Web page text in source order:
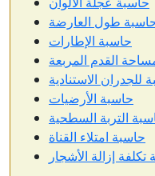
طول العارضة
حاسبة الإطارات
القدم المربعة
للجدران الاستنادية
حاسبة الأرضيات
التربة السطحية
حاسبة امتلاء القناة
إزالة الأشجار